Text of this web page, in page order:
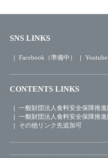
SNS LINKS
Facebook（準備中）
CONTENTS LINKS
一般財団法人食料安全保障推進
一般財団法人食料安全保障推
その他リンク先追加可